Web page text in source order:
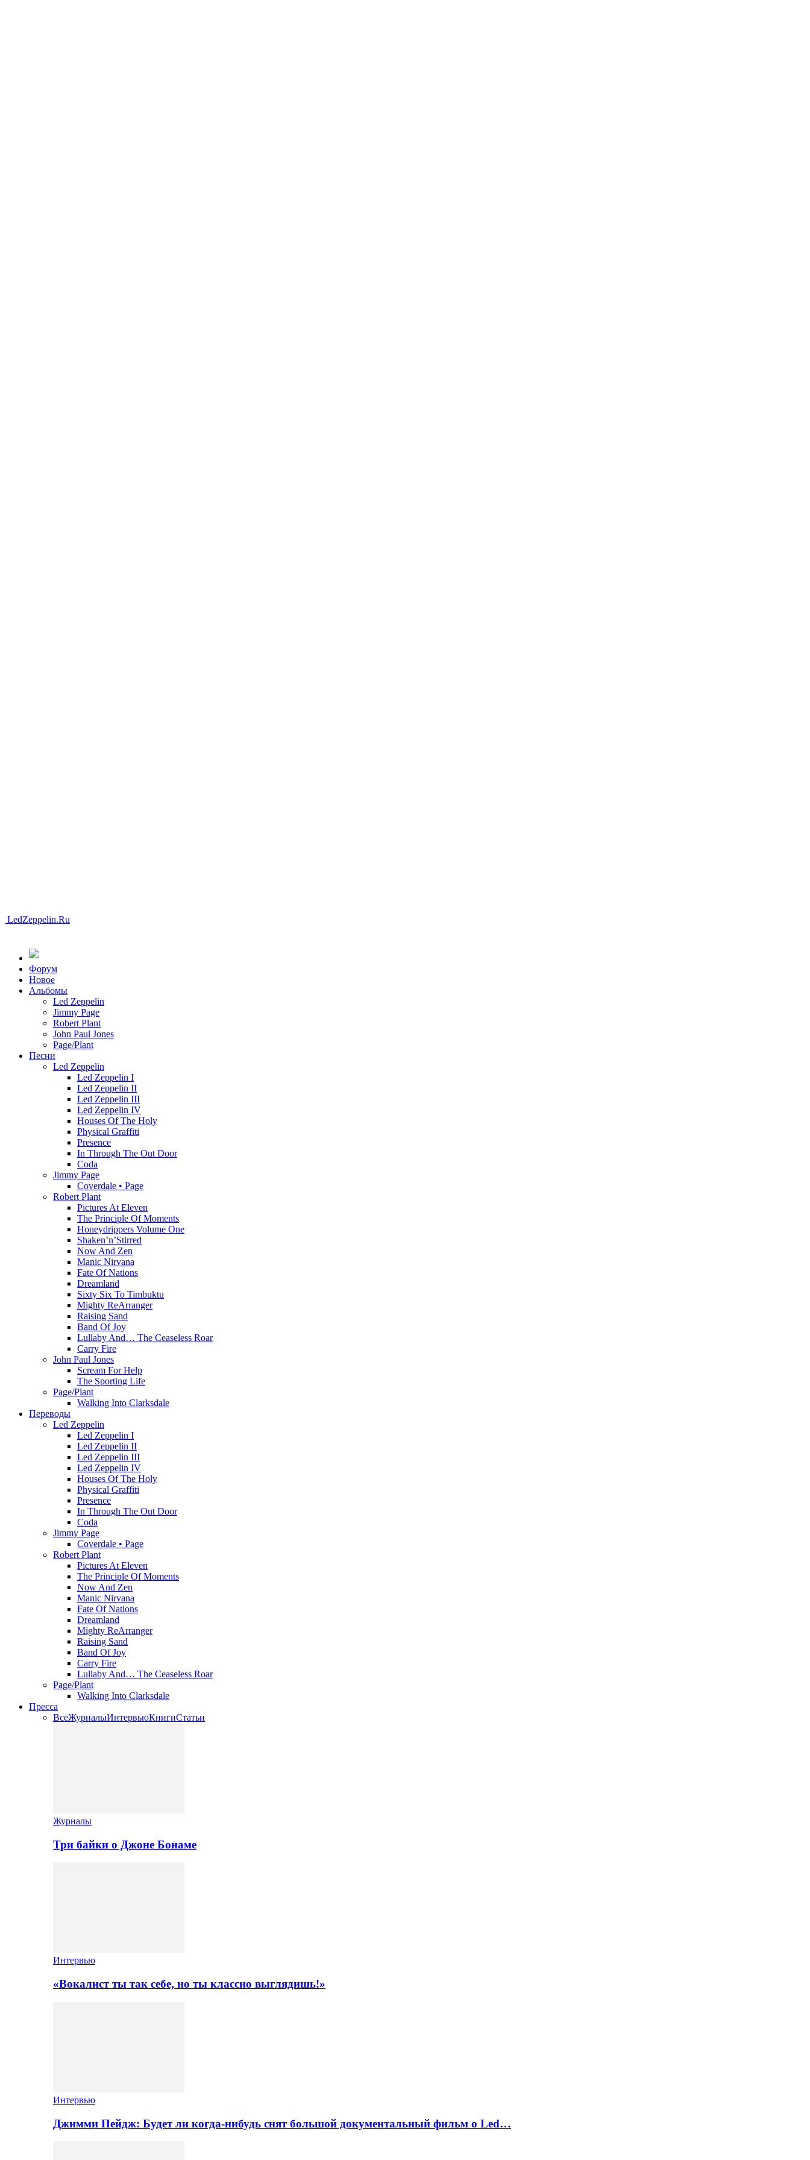
LedZeppelin.Ru
Форум
Новоe
Альбомы
Led Zeppelin
Jimmy Page
Robert Plant
John Paul Jones
Page/Plant
Песни
Led Zeppelin
Led Zeppelin I
Led Zeppelin II
Led Zeppelin III
Led Zeppelin IV
Houses Of The Holy
Physical Graffiti
Presence
In Through The Out Door
Coda
Jimmy Page
Coverdale • Page
Robert Plant
Pictures At Eleven
The Principle Of Moments
Honeydrippers Volume One
Shaken’n’Stirred
Now And Zen
Manic Nirvana
Fate Of Nations
Dreamland
Sixty Six To Timbuktu
Mighty ReArranger
Raising Sand
Band Of Joy
Lullaby And… The Ceaseless Roar
Carry Fire
John Paul Jones
Scream For Help
The Sporting Life
Page/Plant
Walking Into Clarksdale
Переводы
Led Zeppelin
Led Zeppelin I
Led Zeppelin II
Led Zeppelin III
Led Zeppelin IV
Houses Of The Holy
Physical Graffiti
Presence
In Through The Out Door
Coda
Jimmy Page
Coverdale • Page
Robert Plant
Pictures At Eleven
The Principle Of Moments
Now And Zen
Manic Nirvana
Fate Of Nations
Dreamland
Mighty ReArranger
Raising Sand
Band Of Joy
Carry Fire
Lullaby And… The Ceaseless Roar
Page/Plant
Walking Into Clarksdale
Пресса
ВсеЖурналыИнтервьюКнигиСтатьи
Журналы
Три байки о Джоне Бонаме
Интервью
«Вокалист ты так себе, но ты классно выглядишь!»
Интервью
Джимми Пейдж: Будет ли когда-нибудь снят большой документальный фильм о Led…